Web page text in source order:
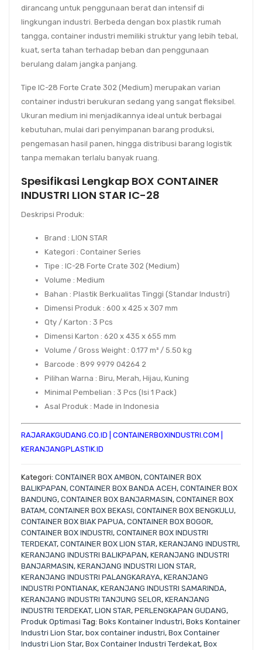
dirancang untuk penggunaan berat dan intensif di
lingkungan industri. Berbeda dengan box plastik rumah
tangga, container industri memiliki struktur yang lebih tebal,
kuat, serta tahan terhadap beban dan penggunaan
berulang dalam jangka panjang.
Tipe IC-28 Forte Crate 302 (Medium) merupakan varian
container industri berukuran sedang yang sangat fleksibel.
Ukuran medium ini menjadikannya ideal untuk berbagai
kebutuhan, mulai dari penyimpanan barang produksi,
pengemasan hasil panen, hingga distribusi barang logistik
tanpa memakan terlalu banyak ruang.
Spesifikasi Lengkap BOX CONTAINER
INDUSTRI LION STAR IC-28
Deskripsi Produk:
Brand : LION STAR
Kategori : Container Series
Tipe : IC-28 Forte Crate 302 (Medium)
Volume : Medium
Bahan : Plastik Berkualitas Tinggi (Standar Industri)
Dimensi Produk : 600 x 425 x 307 mm
Qty / Karton : 3 Pcs
Dimensi Karton : 620 x 435 x 655 mm
Volume / Gross Weight : 0.177 m³ / 5.50 kg
Barcode : 899 9979 04264 2
Pilihan Warna : Biru, Merah, Hijau, Kuning
Minimal Pembelian : 3 Pcs (Isi 1 Pack)
Asal Produk : Made in Indonesia
RAJARAKGUDANG.CO.ID CONTAINERBOXINDUSTRI.COM
KERANJANGPLASTIK.ID
Kategori: CONTAINER BOX AMBON, CONTAINER BOX
BALIKPAPAN, CONTAINER BOX BANDA ACEH, CONTAINER BOX
BANDUNG, CONTAINER BOX BANJARMASIN, CONTAINER BOX
BATAM, CONTAINER BOX BEKASI, CONTAINER BOX BENGKULU,
CONTAINER BOX BIAK PAPUA, CONTAINER BOX BOGOR,
CONTAINER BOX INDUSTRI, CONTAINER BOX INDUSTRI
TERDEKAT, CONTAINER BOX LION STAR, KERANJANG INDUSTRI,
KERANJANG INDUSTRI BALIKPAPAN, KERANJANG INDUSTRI
BANJARMASIN, KERANJANG INDUSTRI LION STAR,
KERANJANG INDUSTRI PALANGKARAYA, KERANJANG
INDUSTRI PONTIANAK, KERANJANG INDUSTRI SAMARINDA,
KERANJANG INDUSTRI TANJUNG SELOR, KERANJANG
INDUSTRI TERDEKAT, LION STAR, PERLENGKAPAN GUDANG,
Produk Optimasi Tag: Boks Kontainer Industri, Boks Kontainer
Industri Lion Star, box container industri, Box Container
Industri Lion Star, Box Container Industri Terdekat, Box